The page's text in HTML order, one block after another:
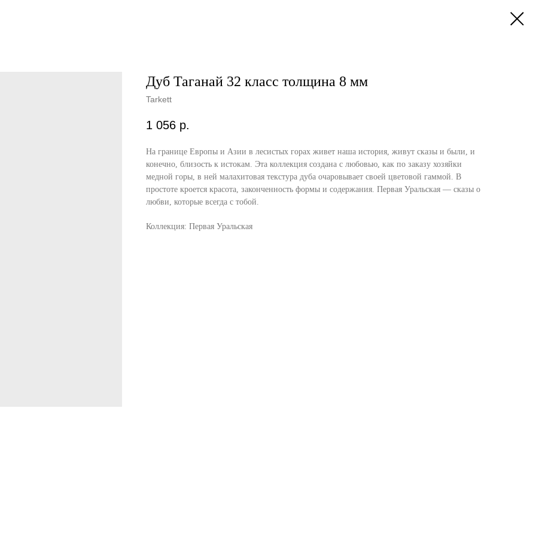
Дуб Таганай 32 класс толщина 8 мм
Tarkett
1 056 р.
На границе Европы и Азии в лесистых горах живет наша история, живут сказы и были, и
конечно, близость к истокам. Эта коллекция создана с любовью, как по заказу хозяйки
медной горы, в ней малахитовая текстура дуба очаровывает своей цветовой гаммой. В
простоте кроется красота, законченность формы и содержания. Первая Уральская — сказы о
любви, которые всегда с тобой.
Коллекция: Первая Уральская